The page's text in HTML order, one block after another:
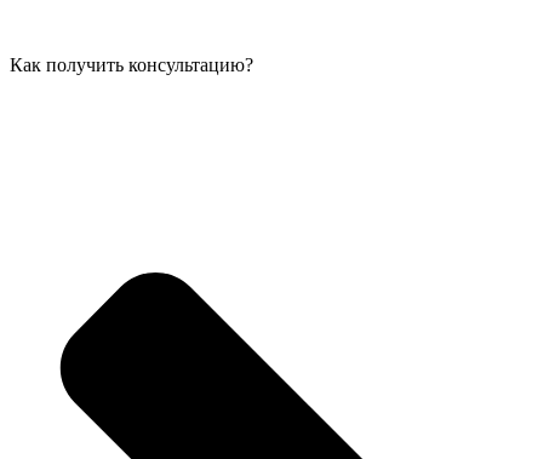
Как получить консультацию?